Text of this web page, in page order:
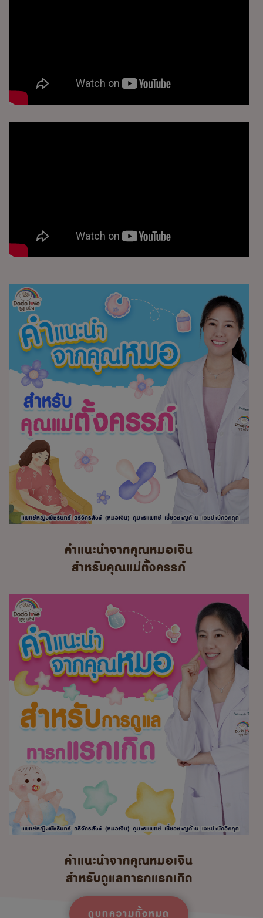
คำแนะนำจากคุณหมอเจิน
สำหรับคุณแม่ตั้งครรภ์
คำแนะนำจากคุณหมอเจิน
สำหรับดูแลทารกแรกเกิด
ดูบทความทั้งหมด